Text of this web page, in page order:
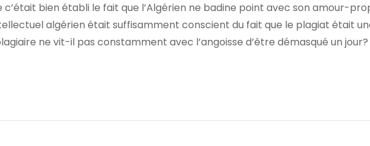
bien établi le fait que l’Algérien ne badine point avec son amour-
algérien était suffisamment conscient du fait que le plagiat était
ne vit-il pas constamment avec l’angoisse d’être démasqué un